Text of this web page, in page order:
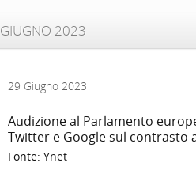
GIUGNO 2023
29 Giugno 2023
Audizione al Parlamento
Twitter e Google sul contrasto
Fonte: Ynet